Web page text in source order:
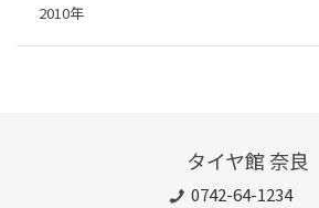
2010年
タイヤ館 奈良
0742-64-1234